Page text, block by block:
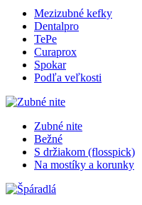
Mezizubné kefky
Dentalpro
TePe
Curaprox
Spokar
Podľa veľkosti
Zubné nite
Bežné
S držiakom (flosspick)
Na mostíky a korunky